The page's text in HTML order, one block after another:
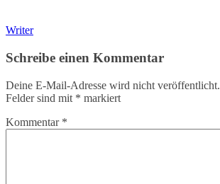
Writer
Schreibe einen Kommentar
Deine E-Mail-Adresse wird nicht veröffentlicht.
Felder sind mit * markiert
Kommentar *